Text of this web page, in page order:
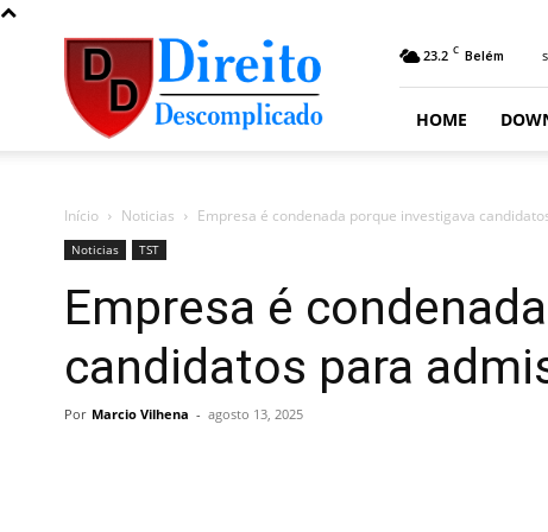
Direito
Descomplicado
23.2 C Belém
HOME
Início Noticias Empresa é condenada porque investigava
Noticias TST
Empresa é
candidatos para
Por Marcio Vilhena - agosto 13, 2025